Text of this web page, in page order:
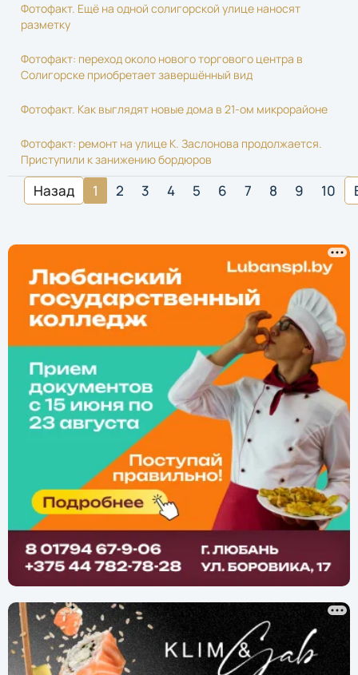
Фотофакт. Ещё на одной солигорской улице наносят
разметку
Фотофакт: переход около нового торгового центра в
Солигорске приобретает завершённый вид
Фотофакт. Как выглядят новые дома в 21-ом микрорайоне
Фотофакт: ремонт на улице К. Заслонова продолжается.
Приступили к занижению бордюров
Назад 1 2 3 4 5 6 7 8 9 10